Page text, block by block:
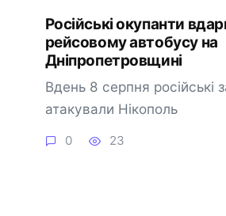
Російські окупанти
рейсовому автобусу на
Дніпропетровщині
Вдень 8 серпня російські
атакували Нікополь
0 23